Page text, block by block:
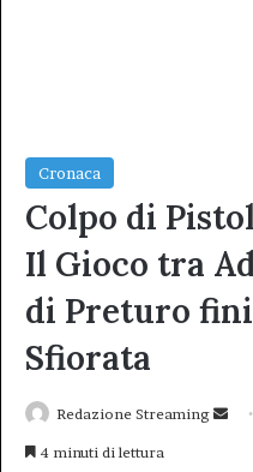
Cronaca
Colpo di
Il Gioco tra
di Preturo
Sfiorata
Redazione Streaming
4 minuti di lettura